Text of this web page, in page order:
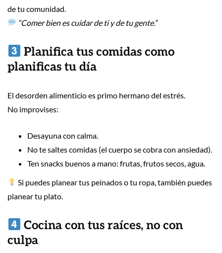
de tu comunidad.
“Comer bien es cuidar de ti y de tu gente.”
Planifica tus comidas como
planificas tu día
El desorden alimenticio es primo hermano del estrés.
No improvises:
Desayuna con calma.
No te saltes comidas (el cuerpo se cobra con ansiedad).
Ten snacks buenos a mano: frutas, frutos secos, agua.
Si puedes planear tus peinados o tu ropa, también puedes
planear tu plato.
Cocina con tus raíces, no con
culpa